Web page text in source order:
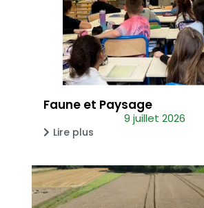
Faune et Paysage
9 juillet 2026
Lire plus